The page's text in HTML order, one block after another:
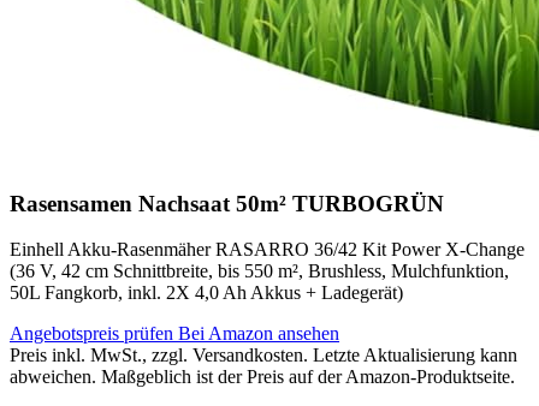
Rasensamen Nachsaat 50m² TURBOGRÜN
Einhell Akku-Rasenmäher RASARRO 36/42 Kit Power X-Change
(36 V, 42 cm Schnittbreite, bis 550 m², Brushless, Mulchfunktion,
50L Fangkorb, inkl. 2X 4,0 Ah Akkus + Ladegerät)
Angebotspreis prüfen Bei Amazon ansehen
Preis inkl. MwSt., zzgl. Versandkosten. Letzte Aktualisierung kann
abweichen. Maßgeblich ist der Preis auf der Amazon-Produktseite.